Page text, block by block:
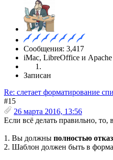
Сообщения: 3,417
iMac, LibreOffice и
Записан
Re: слетает форматирование
#15
26 марта 2016, 13:56
Если всё делать правильно, то,
1. Вы должны полностью
2. Шаблон должен быть в